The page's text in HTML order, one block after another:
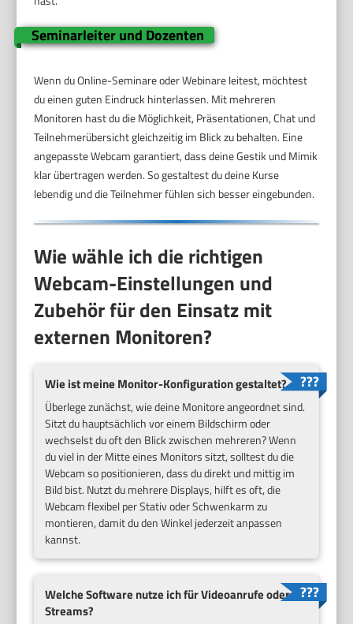
Seminarleiter und Dozenten
Wenn du Online-Seminare oder Webinare leitest, möchtest
du einen guten Eindruck hinterlassen. Mit mehreren
Monitoren hast du die Möglichkeit, Präsentationen, Chat und
Teilnehmerübersicht gleichzeitig im Blick zu behalten. Eine
angepasste Webcam garantiert, dass deine Gestik und Mimik
klar übertragen werden. So gestaltest du deine Kurse
lebendig und die Teilnehmer fühlen sich besser eingebunden.
Wie wähle ich die richtigen
Webcam-Einstellungen und
Zubehör für den Einsatz mit
externen Monitoren?
Wie ist meine Monitor-Konfiguration gestaltet?
Überlege zunächst, wie deine Monitore angeordnet sind.
Sitzt du hauptsächlich vor einem Bildschirm oder
wechselst du oft den Blick zwischen mehreren? Wenn
du viel in der Mitte eines Monitors sitzt, solltest du die
Webcam so positionieren, dass du direkt und mittig im
Bild bist. Nutzt du mehrere Displays, hilft es oft, die
Webcam flexibel per Stativ oder Schwenkarm zu
montieren, damit du den Winkel jederzeit anpassen
kannst.
Welche Software nutze ich für Videoanrufe oder
Streams?